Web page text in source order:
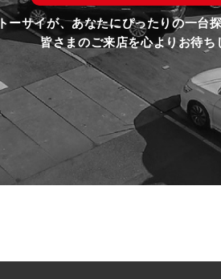
トーサイが、あなたにぴったりの一台
皆さまのご来店を心よりお待ち